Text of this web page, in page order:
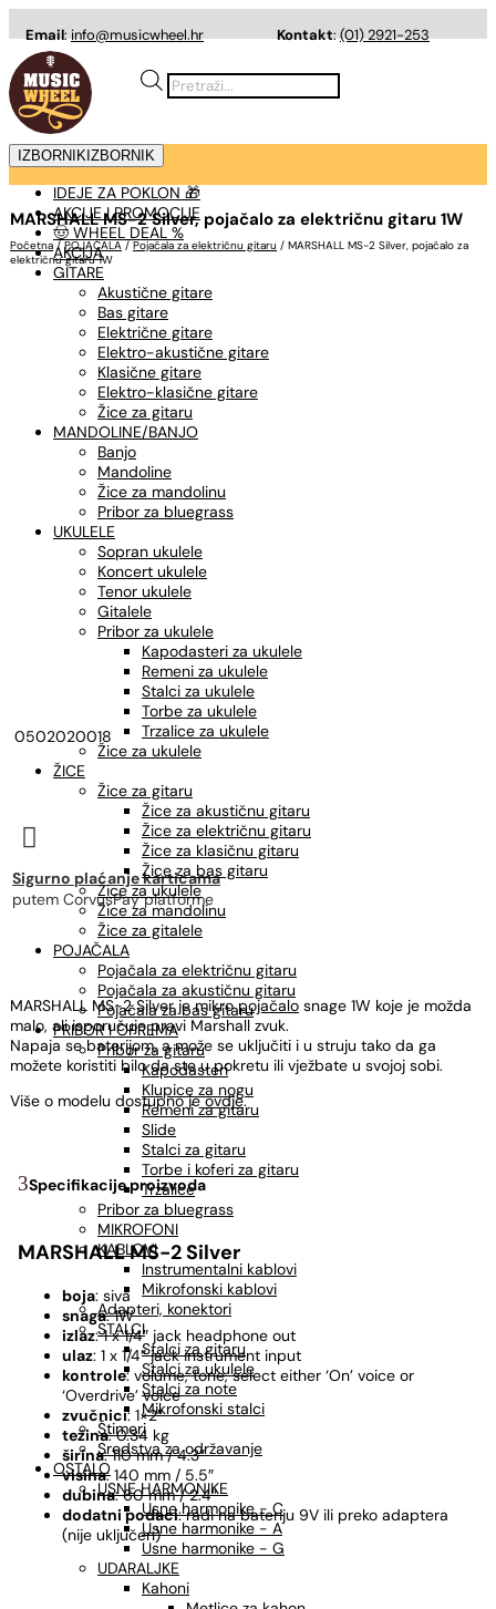
Email:info@musicwheel.hr Kontakt:(01) 2921-253
Products
search
IZBORNIK IZBORNIK
IDEJE ZA POKLON 🎁
AKCIJE I PROMOCIJE
🤠 WHEEL DEAL %
AKCIJA
GITARE
Akustične gitare
Bas gitare
Električne gitare
Elektro-akustične gitare
Klasične gitare
Elektro-klasične gitare
Žice za gitaru
MANDOLINE/BANJO
Banjo
Mandoline
Žice za mandolinu
Pribor za bluegrass
UKULELE
Sopran ukulele
Koncert ukulele
Tenor ukulele
Gitalele
Pribor za ukulele
Kapodasteri za ukulele
Remeni za ukulele
Stalci za ukulele
Torbe za ukulele
Trzalice za ukulele
Žice za ukulele
ŽICE
Žice za gitaru
Žice za akustičnu gitaru
Žice za električnu gitaru
Žice za klasičnu gitaru
Žice za bas gitaru
Žice za ukulele
Žice za mandolinu
Žice za gitalele
POJAČALA
Pojačala za električnu gitaru
Pojačala za akustičnu gitaru
Pojačala za bas gitaru
PRIBOR I OPREMA
Pribor za gitaru
Kapodasteri
Klupice za nogu
Remeni za gitaru
Slide
Stalci za gitaru
Torbe i koferi za gitaru
Trzalice
Pribor za bluegrass
MIKROFONI
KABLOVI
Instrumentalni kablovi
Mikrofonski kablovi
Adapteri, konektori
STALCI
Stalci za gitaru
Stalci za ukulele
Stalci za note
Mikrofonski stalci
Štimeri
Sredstva za održavanje
OSTALO
USNE HARMONIKE
Usne harmonike - C
Usne harmonike - A
Usne harmonike - G
UDARALJKE
Kahoni
MARSHALL MS-2 Silver, pojačalo za električnu gitaru 1W
Početna / POJAČALA / Pojačala za električnu gitaru / MARSHALL MS-2 Silver, pojačalo za
električnu gitaru 1W
0502020018

Sigurno plaćanje karticama
putem CorvusPay platforme
MARSHALL MS-2 Silver je mikropojačalo snage 1W koje je možda
malo, ali isporučuje pravi Marshall zvuk.
Napaja se baterijom, a može se uključiti i u struju tako da ga
možete koristiti bilo da ste u pokretu ili vježbate u svojoj sobi.
Više o modelu dostupno jeovdje.
Specifikacije proizvoda
MARSHALL MS-2 Silver
boja: siva
snaga: 1W
izlaz: 1 x 1/4″ jack headphone out
ulaz: 1 x 1/4″ jack instrument input
kontrole: volume, tone, select either ‘On’ voice or
‘Overdrive’ voice
zvučnici: 1×2″
težina: 0.34 kg
širina: 110 mm / 4.3″
visina: 140 mm / 5.5″
dubina: 60 mm / 2.4″
dodatni podaci: radi na bateriju 9V ili preko adaptera
(nije uključen)